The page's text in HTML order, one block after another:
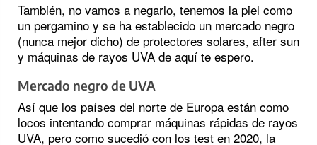
También, no vamos a negarlo, tenemos la piel como
un pergamino y se ha establecido un mercado negro
(nunca mejor dicho) de protectores solares, after sun
y máquinas de rayos UVA de aquí te espero.
Mercado negro de UVA
Así que los países del norte de Europa están como
locos intentando comprar máquinas rápidas de rayos
UVA, pero como sucedió con los test en 2020, la